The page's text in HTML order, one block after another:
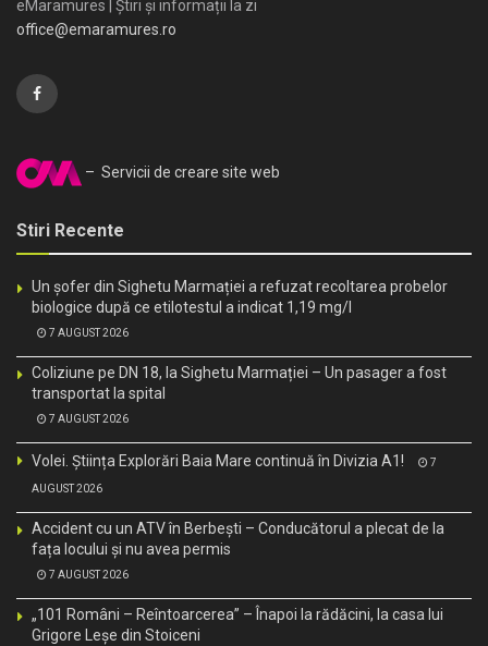
eMaramures | Știri și informații la zi
office@emaramures.ro
– Servicii de creare site web
Stiri Recente
Un șofer din Sighetu Marmației a refuzat recoltarea probelor
biologice după ce etilotestul a indicat 1,19 mg/l
7 AUGUST 2026
Coliziune pe DN 18, la Sighetu Marmației – Un pasager a fost
transportat la spital
7 AUGUST 2026
Volei. Știința Explorări Baia Mare continuă în Divizia A1! 7
AUGUST 2026
Accident cu un ATV în Berbești – Conducătorul a plecat de la
fața locului și nu avea permis
7 AUGUST 2026
„101 Români – Reîntoarcerea” – Înapoi la rădăcini, la casa lui
Grigore Leșe din Stoiceni